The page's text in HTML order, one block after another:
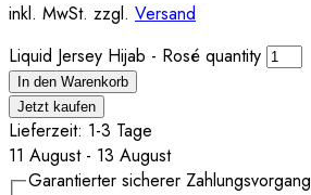
inkl. MwSt. zzgl. Versand
Liquid Jersey Hijab - Rosé quantity
In den Warenkorb
Jetzt kaufen
Lieferzeit: 1-3 Tage
11 August - 13 August
Garantierter sicherer Zahlungsvorgang